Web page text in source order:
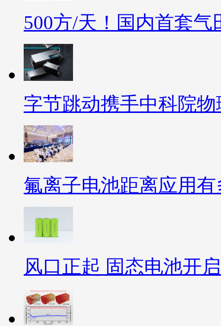
500方/天！国内首套
字节跳动携手中科院
氟离子电池距离应用
风口正起 固态电池开